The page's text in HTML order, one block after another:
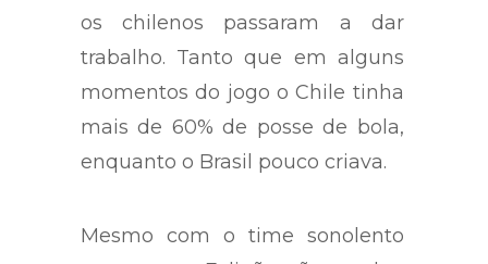
os chilenos passaram a dar
trabalho. Tanto que em alguns
momentos do jogo o Chile tinha
mais de 60% de posse de bola,
enquanto o Brasil pouco criava.
Mesmo com o time sonolento